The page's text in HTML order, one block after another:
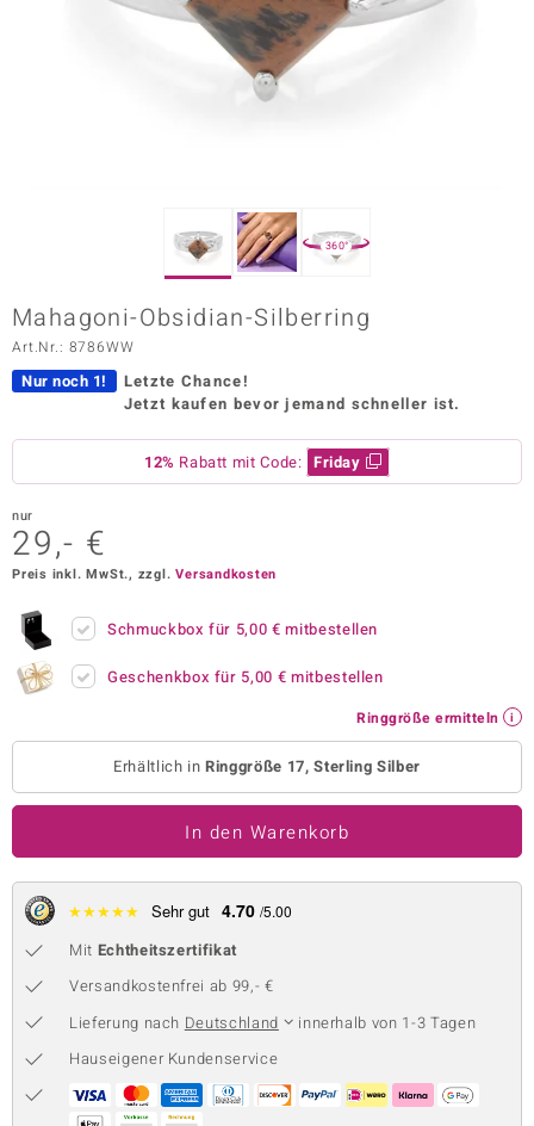
Vogue
BY DE MELO
Collection
360°
Mahagoni-Obsidian-Silberring
Art.Nr.: 8786WW
Nur noch 1!
Letzte Chance!
Jetzt kaufen bevor jemand schneller ist.
12% Rabatt mit Code: Friday
nur
29,- €
Preis inkl. MwSt., zzgl.Versandkosten
Schmuckbox für 5,00 € mitbestellen
Geschenkbox für 5,00 € mitbestellen
Ringgröße ermitteln
Erhältlich inRinggröße 17, Sterling Silber
In den Warenkorb
★★★★★ Sehr gut 4.70 /5.00
Mit Echtheitszertifikat
Versandkostenfrei ab 99,- €
Lieferung nach Deutschland
innerhalb von 1-3 Tagen
Hauseigener Kundenservice